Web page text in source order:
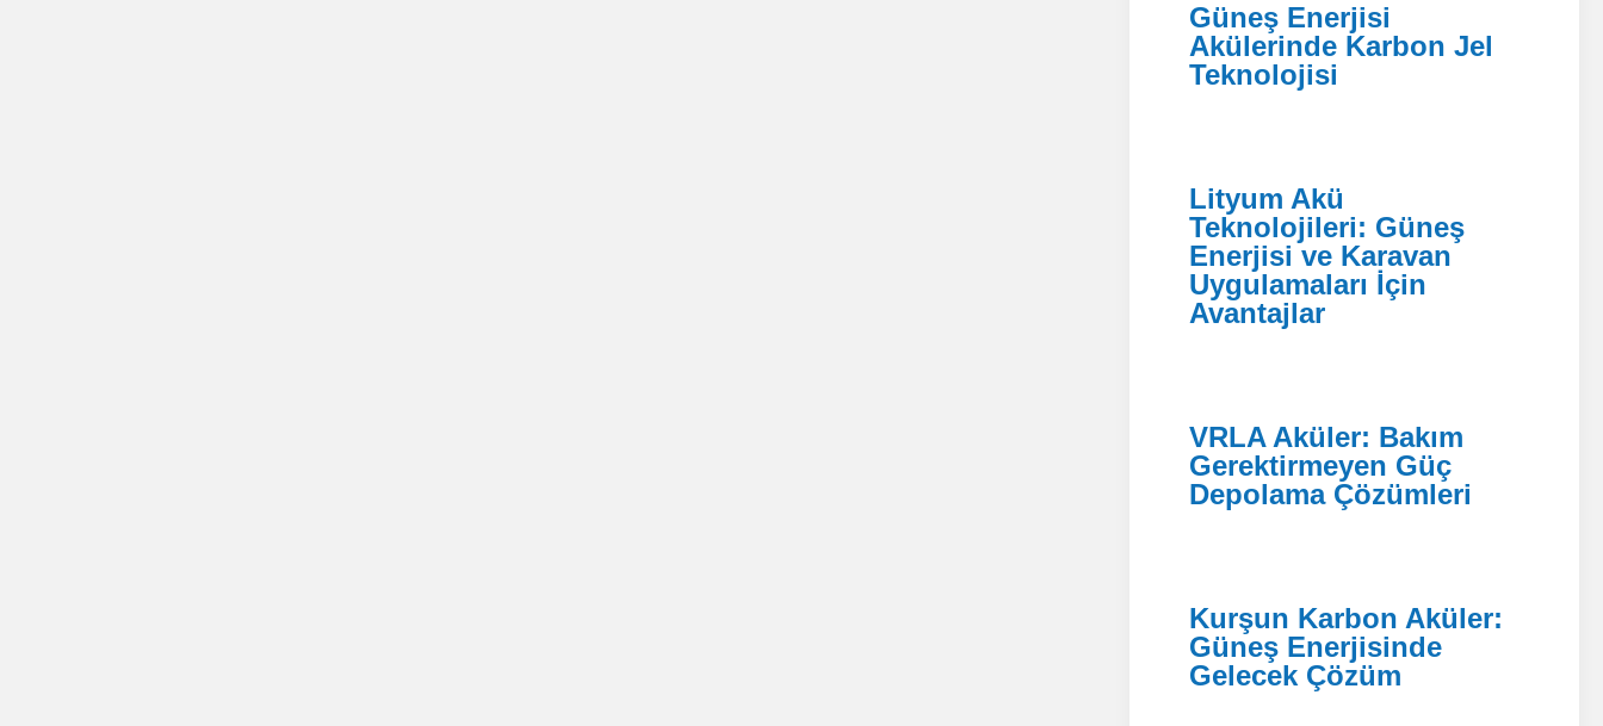
Güneş Enerjisi
Akülerinde Karbon Jel
Teknolojisi
Lityum Akü
Teknolojileri: Güneş
Enerjisi ve Karavan
Uygulamaları İçin
Avantajlar
VRLA Aküler: Bakım
Gerektirmeyen Güç
Depolama Çözümleri
Kurşun Karbon Aküler:
Güneş Enerjisinde
Gelecek Çözüm